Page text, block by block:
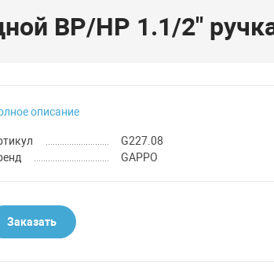
ВР/НР 1.1/2"
описание
G227.08
GAPPO
Заказать